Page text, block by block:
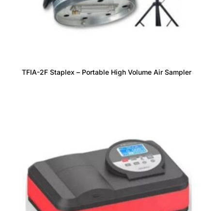
TFIA-2F Staplex – Portable High Volume Air Sampler